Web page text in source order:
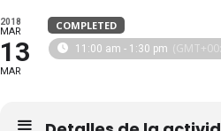
2018
MAR
13
MAR
COMPLETED
11:00 am - 1:30 pm